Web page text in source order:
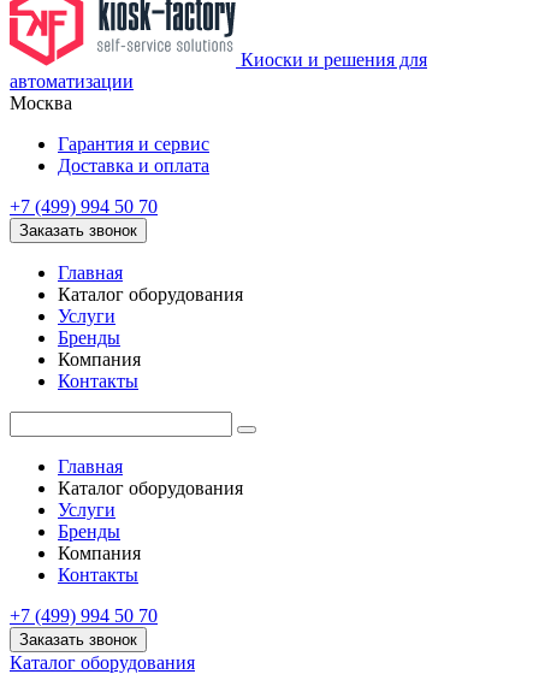
Киоски и решения для
автоматизации
Москва
Гарантия и сервис
Доставка и оплата
+7 (499) 994 50 70
Заказать звонок
Главная
Каталог оборудования
Услуги
Бренды
Компания
Контакты
Главная
Каталог оборудования
Услуги
Бренды
Компания
Контакты
+7 (499) 994 50 70
Заказать звонок
Каталог оборудования